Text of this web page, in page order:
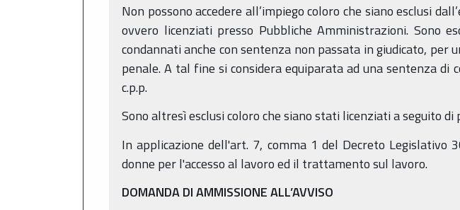
Non possono accedere all’impiego coloro che siano esclusi
ovvero licenziati presso Pubbliche Amministrazioni. Sono
condannati anche con sentenza non passata in giudicato,
penale. A tal fine si considera equiparata ad una sentenza di
c.p.p.
Sono altresì esclusi coloro che siano stati licenziati a seguito
In applicazione dell'art. 7, comma 1 del Decreto
donne per l'accesso al lavoro ed il trattamento sul lavoro.
DOMANDA DI AMMISSIONE ALL’AVVISO